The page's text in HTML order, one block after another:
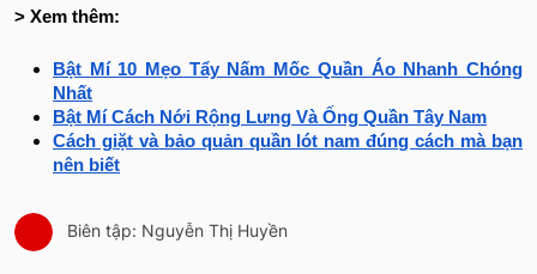
> Xem thêm:
Bật Mí 10 Mẹo Tẩy Nấm Mốc Quần Áo Nhanh Chóng
Nhất
Bật Mí Cách Nới Rộng Lưng Và Ống Quần Tây Nam
Cách giặt và bảo quản quần lót nam đúng cách mà bạn
nên biết
Biên tập: Nguyễn Thị Huyền